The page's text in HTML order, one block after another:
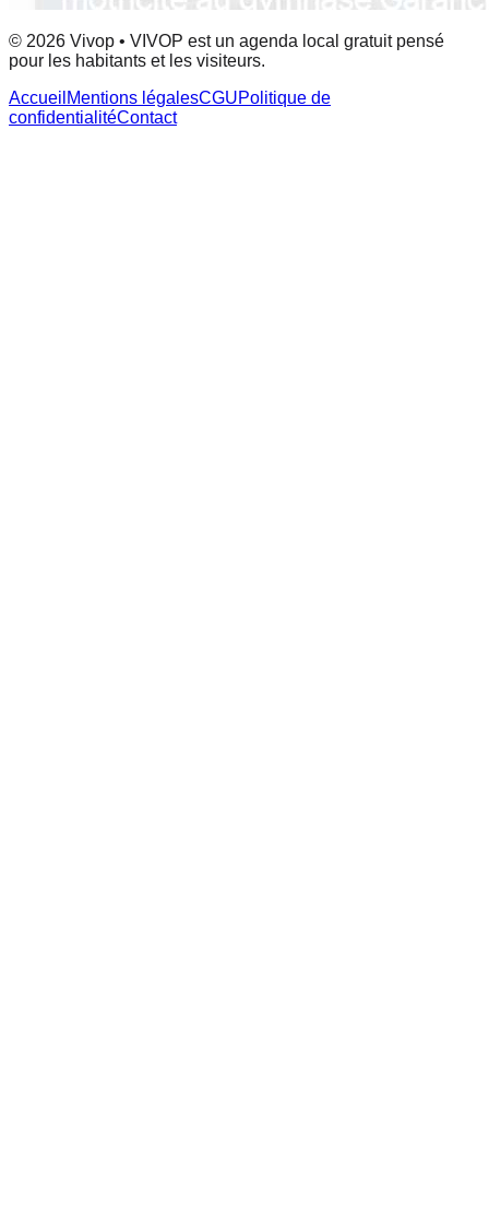
© 2026 Vivop • VIVOP est un agenda local gratuit pensé
pour les habitants et les visiteurs.
Accueil Mentions légalesCGUPolitique de
confidentialitéContact